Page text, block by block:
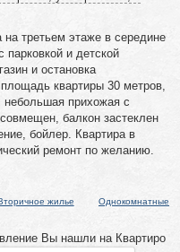
на третьем этаже в середине
и детской
и остановка
квартиры 30 метров,
небольшая прихожая с
балкон застеклен
бойлер. Квартира в
ремонт по желанию.
жилье Однокомнатные
Вы нашли на Квартиро